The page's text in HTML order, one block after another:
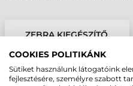
ZEBRA KIEGÉSZÍTŐ,
SP72-H
COOKIES POLITIKÁNK
Sütiket használunk látogatóink
fejlesztésére, személyre szabott